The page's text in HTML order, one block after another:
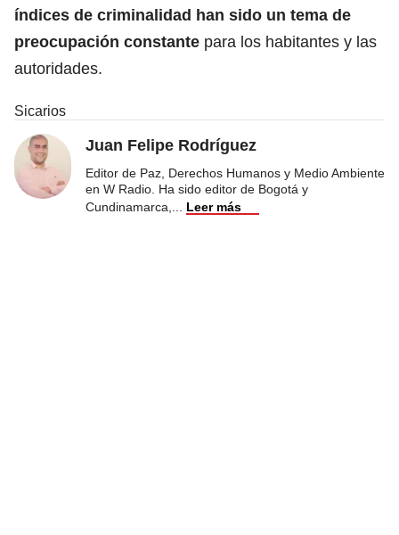
índices de criminalidad han sido un tema de
preocupación constante para los habitantes y las
autoridades.
Sicarios
Juan Felipe Rodríguez
Editor de Paz, Derechos Humanos y Medio Ambiente
en W Radio. Ha sido editor de Bogotá y
Cundinamarca,
Leer más